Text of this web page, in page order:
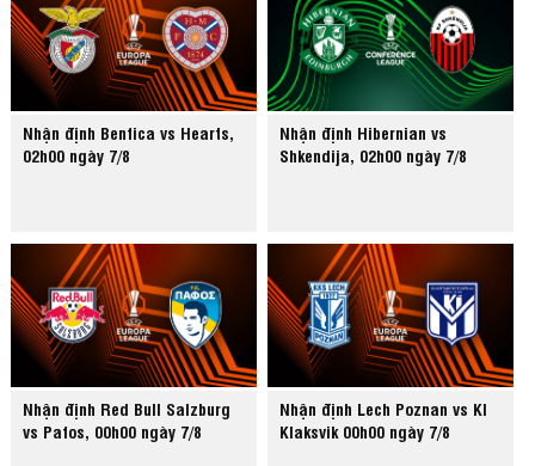
Nhận định Benfica vs Hearts,
02h00 ngày 7/8
Nhận định Hibernian vs
Shkendija, 02h00 ngày 7/8
Nhận định Red Bull Salzburg
vs Pafos, 00h00 ngày 7/8
Nhận định Lech Poznan vs KI
Klaksvik 00h00 ngày 7/8